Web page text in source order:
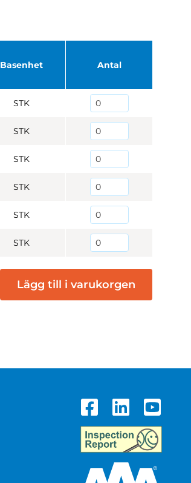
Basenhet Antal
STK
STK
STK
STK
STK
STK
Lägg till i varukorgen